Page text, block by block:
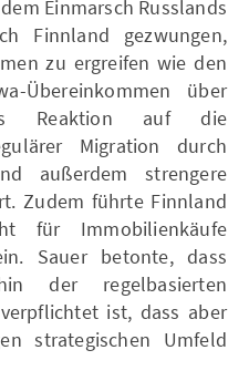
Einmarsch Russlands
Finnland gezwungen,
zu ergreifen wie den
Übereinkommen über
Reaktion auf die
Migration durch
außerdem strengere
Zudem führte Finnland
für Immobilienkäufe
Sauer betonte, dass
der regelbasierten
ist, dass aber
strategischen Umfeld